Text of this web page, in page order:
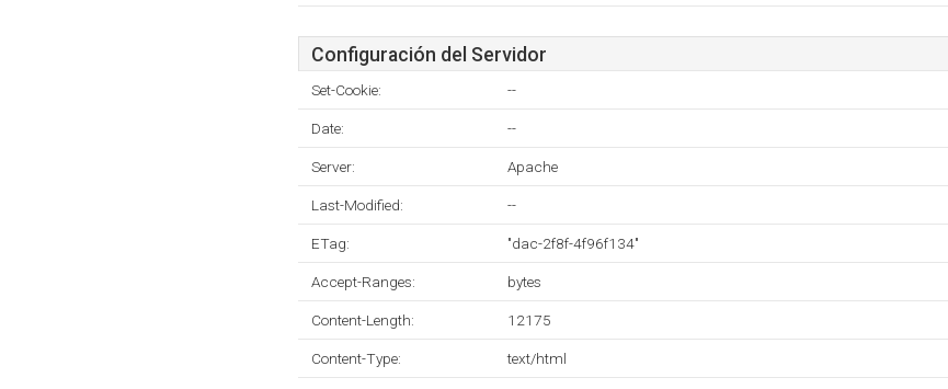
Configuración del Servidor
Set-Cookie: --
Date: --
Server: Apache
Last-Modified: --
ETag: "dac-2f8f-4f96f134"
Accept-Ranges: bytes
Content-Length: 12175
Content-Type: text/html